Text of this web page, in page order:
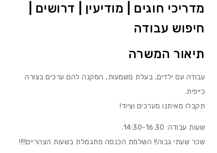
מדריכי חוגים | מודיעין | דרושים |
חיפוש עבודה
תיאור המשרה
עבודה עם ילדים, בעלת משמעות, המקנה להם ערכים בצורה
כייפית.
תקבלו מאיתנו מערכים וציוד!
שעות עבודה: 14:30-16:30.
שכר שעתי גבוה!! השלמת הכנסה מתגמלת בשעות הצהריים!!!!